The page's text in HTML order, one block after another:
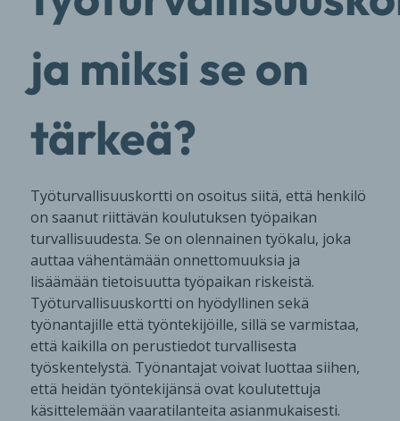
ja miksi se on
tärkeä?
Työturvallisuuskortti on osoitus siitä, että henkilö
on saanut riittävän koulutuksen työpaikan
turvallisuudesta. Se on olennainen työkalu, joka
auttaa vähentämään onnettomuuksia ja
lisäämään tietoisuutta työpaikan riskeistä.
Työturvallisuuskortti on hyödyllinen sekä
työnantajille että työntekijöille, sillä se varmistaa,
että kaikilla on perustiedot turvallisesta
työskentelystä. Työnantajat voivat luottaa siihen,
että heidän työntekijänsä ovat koulutettuja
käsittelemään vaaratilanteita asianmukaisesti.